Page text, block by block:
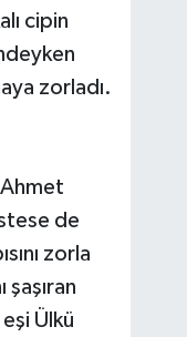
cipin
zorladı.
de
zorla
şaşıran
Ülkü